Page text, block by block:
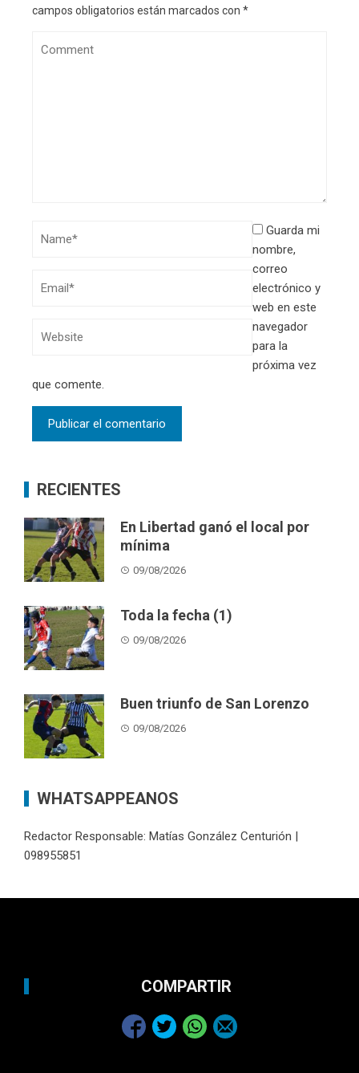
campos obligatorios están marcados con *
Guarda mi
nombre,
correo
electrónico y
web en este
navegador
para la
próxima vez
que comente.
RECIENTES
En Libertad ganó el local por
mínima
09/08/2026
Toda la fecha (1)
09/08/2026
Buen triunfo de San Lorenzo
09/08/2026
WHATSAPPEANOS
Redactor Responsable: Matías González Centurión |
098955851
COMPARTIR